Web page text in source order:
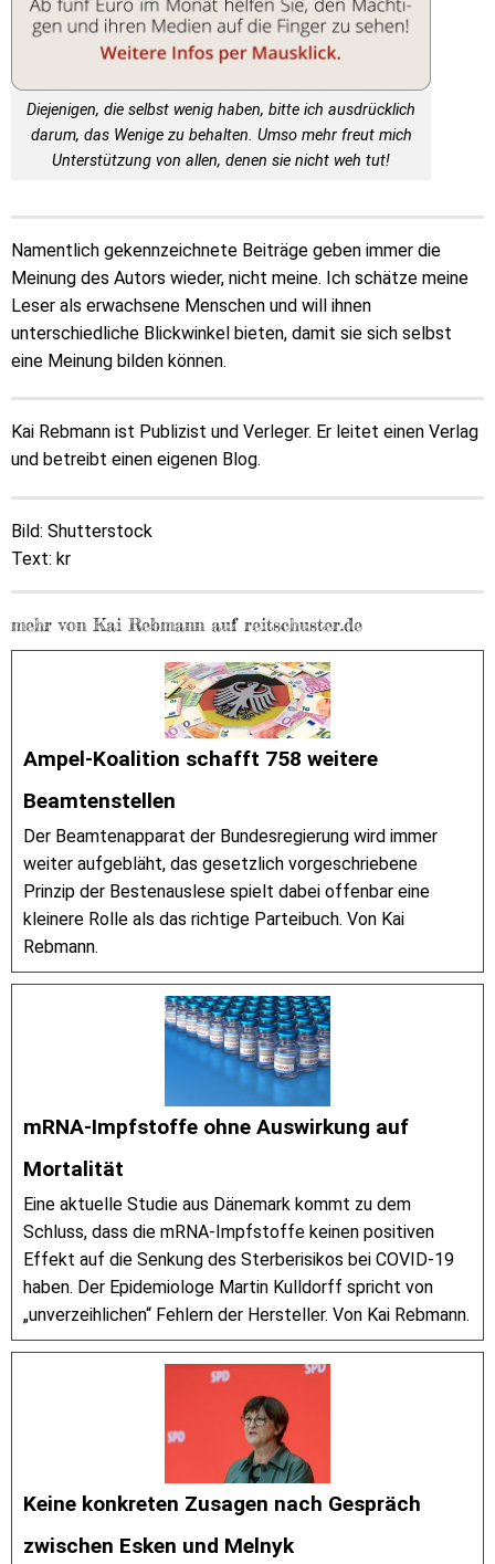
Diejenigen, die selbst wenig haben, bitte ich ausdrücklich
darum, das Wenige zu behalten. Umso mehr freut mich
Unterstützung von allen, denen sie nicht weh tut!
Namentlich gekennzeichnete Beiträge geben immer die
Meinung des Autors wieder, nicht meine. Ich schätze meine
Leser als erwachsene Menschen und will ihnen
unterschiedliche Blickwinkel bieten, damit sie sich selbst
eine Meinung bilden können.
Kai Rebmann ist Publizist und Verleger. Er leitet einen Verlag
und betreibt einen eigenen Blog.
Bild: Shutterstock
Text: kr
mehr von Kai Rebmann auf reitschuster.de
Ampel-Koalition schafft 758 weitere
Beamtenstellen
Der Beamtenapparat der Bundesregierung wird immer
weiter aufgebläht, das gesetzlich vorgeschriebene
Prinzip der Bestenauslese spielt dabei offenbar eine
kleinere Rolle als das richtige Parteibuch. Von Kai
Rebmann.
mRNA-Impfstoffe ohne Auswirkung auf
Mortalität
Eine aktuelle Studie aus Dänemark kommt zu dem
Schluss, dass die mRNA-Impfstoffe keinen positiven
Effekt auf die Senkung des Sterberisikos bei COVID-19
haben. Der Epidemiologe Martin Kulldorff spricht von
„unverzeihlichen“ Fehlern der Hersteller. Von Kai Rebmann.
Keine konkreten Zusagen nach Gespräch
zwischen Esken und Melnyk